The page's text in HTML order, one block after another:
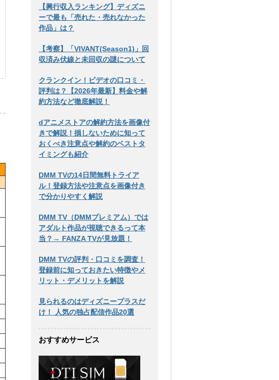
【興行収入ランキング】ディズニ
ーで最も「売れた・売れなかった
作品」は？
【考察】「VIVANT(Season1)」回
収済み伏線と未回収の謎について
クランクイン！ビデオの口コミ・
評判は？【2026年最新】料金や解
約方法など徹底解説！
dアニメストアの解約方法を画像付
きで解説！損しないために知って
おくべき注意点や解約のベストタ
イミングも紹介
DMM TVの14日間無料トライア
ル！登録方法や注意点を画像付き
で分かりやすく解説
DMM TV（DMMプレミアム）では
アダルト作品が視聴できるって本
当？→ FANZA TVが見放題！
DMM TVの評判・口コミを調査！
登録前に知っておきたい特徴やメ
リット・デメリットを解説
見られるのはディズニープラスだ
け！ 人気の独占配信作品20選
おすすめサービス